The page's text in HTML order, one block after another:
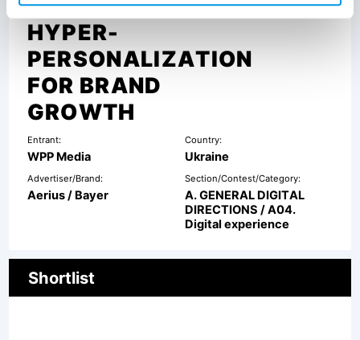
HYPER-
PERSONALIZATION
FOR BRAND
GROWTH
Entrant:
WPP Media
Country:
Ukraine
Advertiser/Brand:
Aerius / Bayer
Section/Contest/Category:
A. GENERAL DIGITAL
DIRECTIONS / A04.
Digital experience
Shortlist